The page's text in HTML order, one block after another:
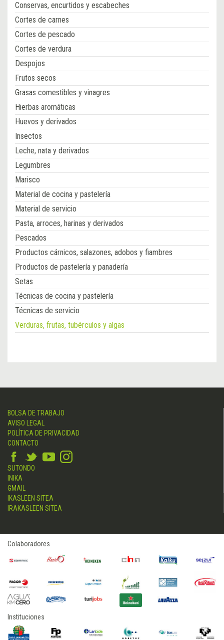
Conservas, encurtidos y escabeches
Cortes de carnes
Cortes de pescado
Cortes de verdura
Despojos
Frutos secos
Grasas comestibles y vinagres
Hierbas aromáticas
Huevos y derivados
Insectos
Leche, nata y derivados
Legumbres
Marisco
Material de cocina y pastelería
Material de servicio
Pasta, arroces, harinas y derivados
Pescados
Productos cárnicos, salazones, adobos y fiambres
Productos de pastelería y panadería
Setas
Técnicas de cocina y pastelería
Técnicas de servicio
Verduras, frutas, tubérculos y algas
BOLSA DE TRABAJO
AVISO LEGAL
POLÍTICA DE PRIVACIDAD
CONTACTO
SUTONDO
INIKA
GMAIL
IKASLEEN SITEA
IRAKASLEEN SITEA
Colaboradores
Instituciones